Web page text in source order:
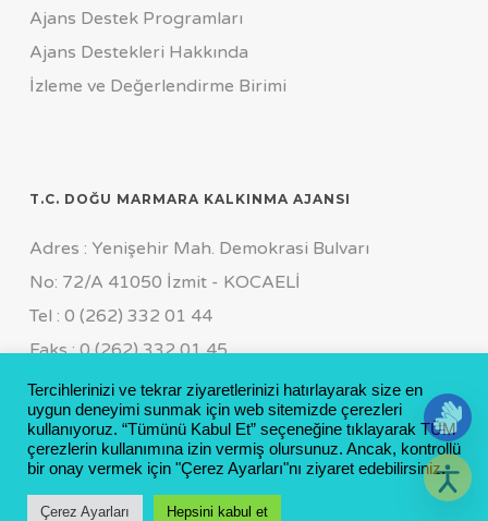
Ajans Destek Programları
Ajans Destekleri Hakkında
İzleme ve Değerlendirme Birimi
T.C. DOĞU MARMARA KALKINMA AJANSI
Adres : Yenişehir Mah. Demokrasi Bulvarı
No: 72/A 41050 İzmit - KOCAELİ
Tel : 0 (262) 332 01 44
Faks : 0 (262) 332 01 45
Genel Sekreterlik Özel Kalem
Tel : 0 (262) 311 19 55 FCT : 0 (533) 169 11 64
E-mail : info@marka.org.tr
Tercihlerinizi ve tekrar ziyaretlerinizi hatırlayarak size en
uygun deneyimi sunmak için web sitemizde çerezleri
kullanıyoruz. “Tümünü Kabul Et” seçeneğine tıklayarak TÜM
çerezlerin kullanımına izin vermiş olursunuz. Ancak, kontrollü
bir onay vermek için "Çerez Ayarları"nı ziyaret edebilirsiniz.
Çerez Ayarları Hepsini kabul et